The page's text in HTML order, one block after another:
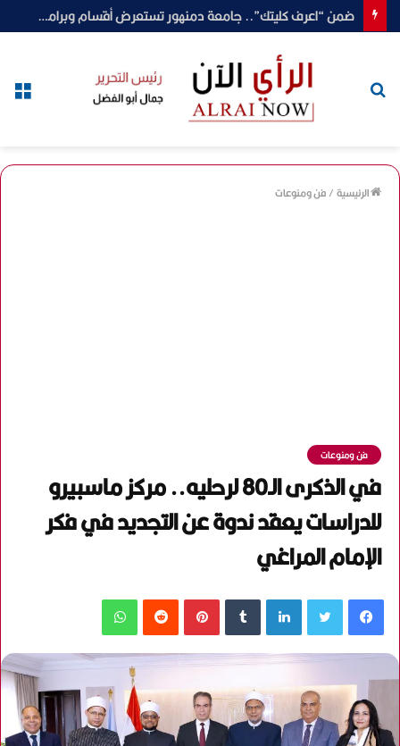
ضمن “اعرف كليتك”.. جامعة دمنهور تستعرض أقسام وبرامج كلية الطب البيطري
الرئيسية/فن ومنوعات
فن ومنوعات
في الذكرى الـ80 لرحليه.. مركز ماسبيرو
للدراسات يعقد ندوة عن التجديد في فكر
الإمام المراغي
فيسبوك لينكدإن بينتيريست